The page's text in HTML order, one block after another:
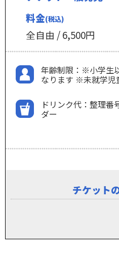
料金(税込)
全自由 / 6,500円
年齢制限：※小学生
なります ※未就学児
ドリンク代：整理番
ダー
チケット